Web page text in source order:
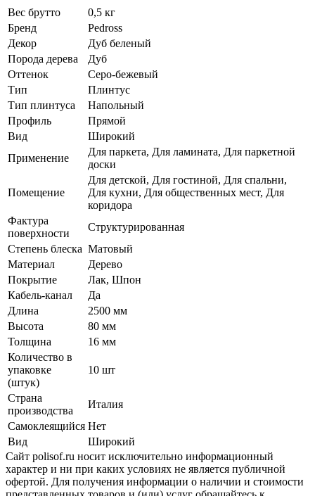
Вес брутто
0,5 кг
Бренд
Pedross
Декор
Дуб беленый
Порода дерева
Дуб
Оттенок
Серо-бежевый
Тип
Плинтус
Тип плинтуса
Напольный
Профиль
Прямой
Вид
Широкий
Применение
Для паркета, Для ламината, Для паркетной
доски
Помещение
Для детской, Для гостиной, Для спальни,
Для кухни, Для общественных мест, Для
коридора
Фактура
поверхности
Структурированная
Степень блеска Матовый
Материал
Дерево
Покрытие
Лак, Шпон
Кабель-канал
Да
Длина
2500 мм
Высота
80 мм
Толщина
16 мм
Количество в
упаковке
(штук)
10 шт
Страна
производства
Италия
Самоклеящийся Нет
Вид
Широкий
Сайт polisof.ru носит исключительно информационный
характер и ни при каких условиях не является публичной
офертой. Для получения информации о наличии и стоимости